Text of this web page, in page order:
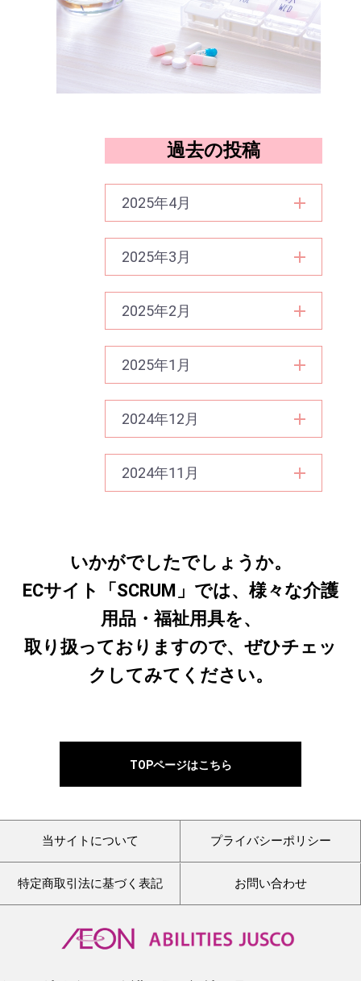
過去の投稿
2025年4月
2025年3月
2025年2月
2025年1月
2024年12月
2024年11月
いかがでしたでしょうか。
ECサイト「SCRUM」では、様々な介護
用品・福祉用具を、
取り扱っておりますので、ぜひチェッ
クしてみてください。
TOPページはこちら
当サイトについて プライバシーポリシー
特定商取引法に基づく表記 お問い合わせ